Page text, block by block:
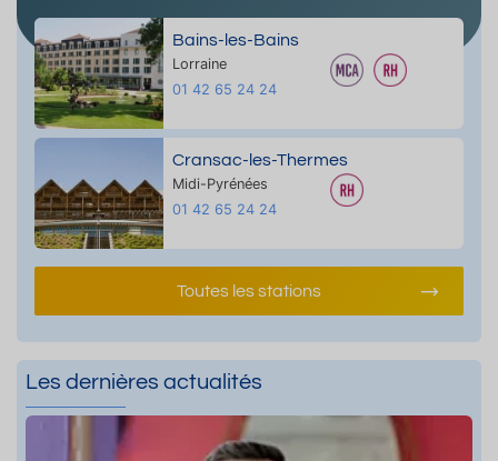
Bains-les-Bains
Lorraine
01 42 65 24 24
Cransac-les-Thermes
Midi-Pyrénées
01 42 65 24 24
Toutes les stations
Les dernières actualités